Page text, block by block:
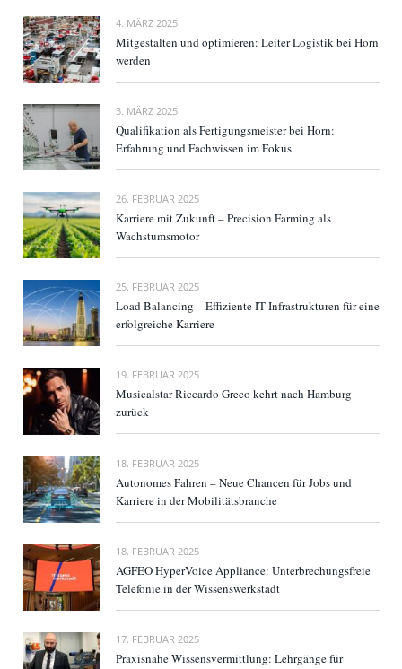
4. MÄRZ 2025
Mitgestalten und optimieren: Leiter Logistik bei Horn
werden
3. MÄRZ 2025
Qualifikation als Fertigungsmeister bei Horn:
Erfahrung und Fachwissen im Fokus
26. FEBRUAR 2025
Karriere mit Zukunft – Precision Farming als
Wachstumsmotor
25. FEBRUAR 2025
Load Balancing – Effiziente IT-Infrastrukturen für eine
erfolgreiche Karriere
19. FEBRUAR 2025
Musicalstar Riccardo Greco kehrt nach Hamburg
zurück
18. FEBRUAR 2025
Autonomes Fahren – Neue Chancen für Jobs und
Karriere in der Mobilitätsbranche
18. FEBRUAR 2025
AGFEO HyperVoice Appliance: Unterbrechungsfreie
Telefonie in der Wissenswerkstadt
17. FEBRUAR 2025
Praxisnahe Wissensvermittlung: Lehrgänge für